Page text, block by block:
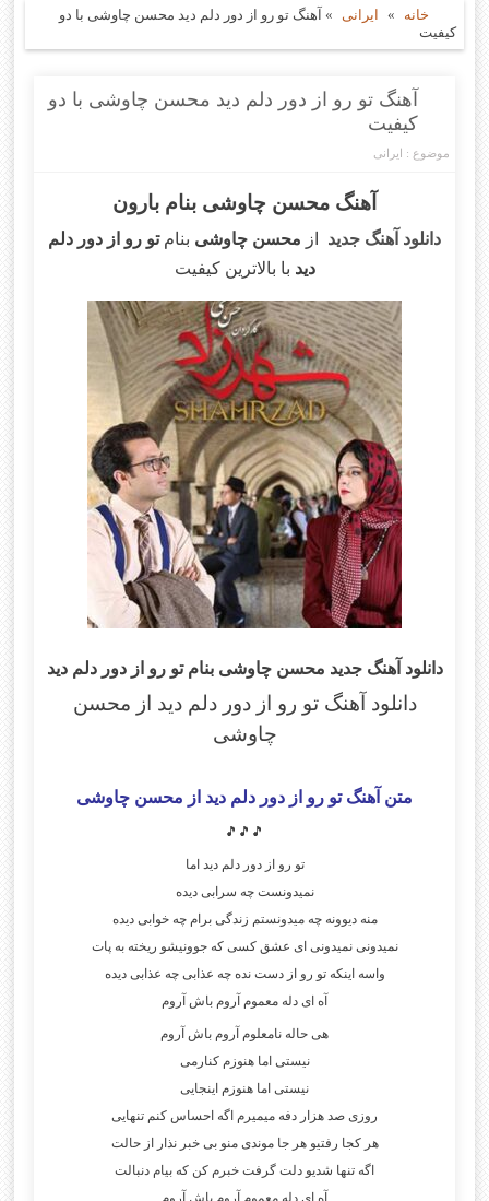
خانه » ایرانی » آهنگ تو رو از دور دلم دید محسن چاوشی با دو
کیفیت
آهنگ تو رو از دور دلم دید محسن چاوشی با دو
کیفیت
موضوع : ایرانی
آهنگ محسن چاوشی بنام بارون
دانلود آهنگ جدید از محسن چاوشی بنامتو رو از دور دلم
دید با بالاترین کیفیت
دانلود آهنگ جدید محسن چاوشی بنام تو رو از دور دلم دید
دانلود آهنگ تو رو از دور دلم دید از محسن
چاوشی
متن آهنگ تو رو از دور دلم دید از محسن چاوشی
🎵🎵🎵
تو رو از دور دلم دید اما
نمیدونست چه سرابی دیده
منه دیوونه چه میدونستم زندگی برام چه خوابی دیده
نمیدونی نمیدونی ای عشق کسی که جوونیشو ریخته به پات
واسه اینکه تو رو از دست نده چه عذابی چه عذابی دیده
آه ای دله معموم آروم باش آروم
هی حاله نامعلوم آروم باش آروم
نیستی اما هنوزم کنارمی
نیستی اما هنوزم اینجایی
روزی صد هزار دفه میمیرم اگه احساس کنم تنهایی
هر کجا رفتیو هر جا موندی منو بی خبر نذار از حالت
اگه تنها شدیو دلت گرفت خبرم کن که بیام دنبالت
آه ای دله معموم آروم باش آروم